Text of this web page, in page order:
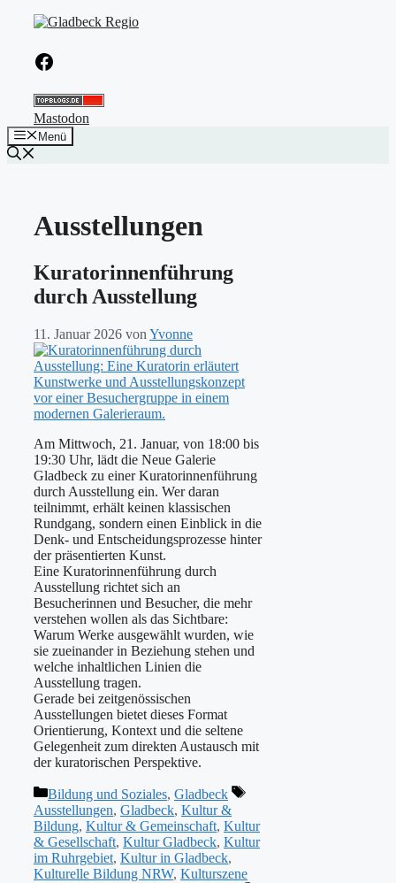
springenFacebook
Mastodon
Menü
Ausstellungen
Kuratorinnenführung
durch Ausstellung
11. Januar 2026 von Yvonne
Am Mittwoch, 21. Januar, von 18:00 bis
19:30 Uhr, lädt die Neue Galerie
Gladbeck zu einer Kuratorinnenführung
durch Ausstellung ein. Wer daran
teilnimmt, erhält keinen klassischen
Rundgang, sondern einen Einblick in die
Denk- und Entscheidungsprozesse hinter
der präsentierten Kunst.
Eine Kuratorinnenführung durch
Ausstellung richtet sich an
Besucherinnen und Besucher, die mehr
verstehen wollen als das Sichtbare:
Warum Werke ausgewählt wurden, wie
sie zueinander in Beziehung stehen und
welche inhaltlichen Linien die
Ausstellung tragen.
Gerade bei zeitgenössischen
Ausstellungen bietet dieses Format
Orientierung, Kontext und die seltene
Gelegenheit zum direkten Austausch mit
der kuratorischen Perspektive.
Kategorien
Bildung und Soziales, Gladbeck
Schlagwörter
Ausstellungen, Gladbeck, Kultur &
Bildung, Kultur & Gemeinschaft, Kultur
& Gesellschaft, Kultur Gladbeck, Kultur
im Ruhrgebiet, Kultur in Gladbeck,
Kulturelle Bildung NRW, Kulturszene